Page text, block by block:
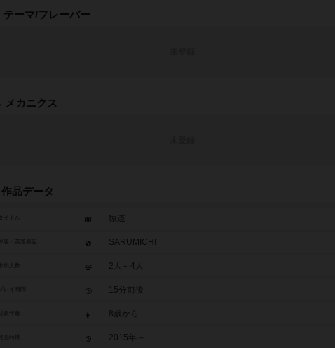
テーマ/フレーバー
メカニクス
作品データ
タイトル 猿道
SARUMICHI
参加人数 2人～4人
15分前後
8歳から
2015年～